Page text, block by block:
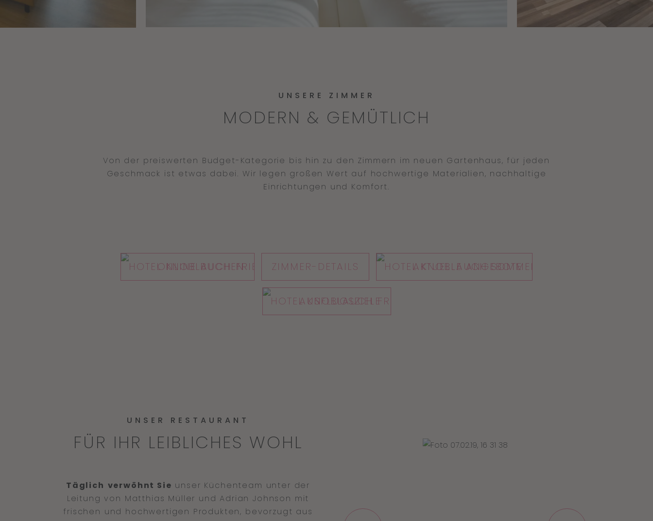
UNSERE ZIMMER
MODERN & GEMÜTLICH
Von der preiswerten Budget-Kategorie bis hin zu den Zimmern im neuen Gartenhaus, für jeden
Geschmack ist etwas dabei. Wir legen großen Wert auf hochwertige Materialien, nachhaltige
Einrichtungen und Komfort.
ONLINE BUCHEN ZIMMER-DETAILS AKTUELLE ANGEBOTE
AUSFLUGSZIELE
UNSER RESTAURANT
FÜR IHR LEIBLICHES WOHL
Täglich verwöhnt Sie unser Küchenteam unter der
Leitung von Matthias Müller und Adrian Johnson mit
frischen und hochwertigen Produkten, bevorzugt aus